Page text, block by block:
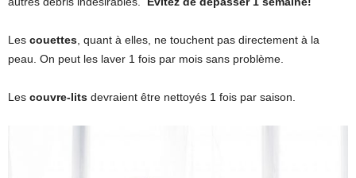
Les couettes , quant à elles, ne touchent pas directement à la
peau. On peut les laver 1 fois par mois sans problème.
Les couvre-lits devraient être nettoyés 1 fois par saison.